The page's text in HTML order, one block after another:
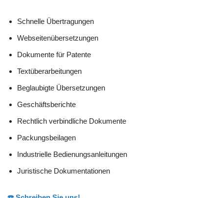
Schnelle Übertragungen
Webseitenübersetzungen
Dokumente für Patente
Textüberarbeitungen
Beglaubigte Übersetzungen
Geschäftsberichte
Rechtlich verbindliche Dokumente
Packungsbeilagen
Industrielle Bedienungsanleitungen
Juristische Dokumentationen